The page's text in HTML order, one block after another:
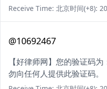
Receive Time: 北京时间(+8):
@10692467
【好律师网】您的验证码
勿向任何人提供此验证码。